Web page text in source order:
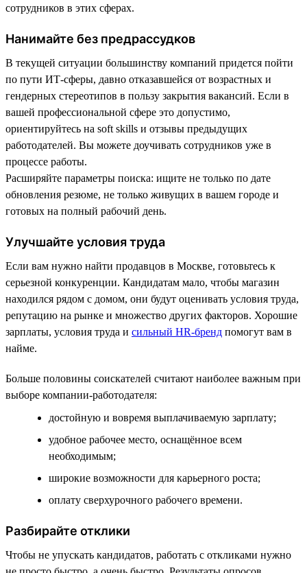
сотрудников в этих сферах.
Нанимайте без предрассудков
В текущей ситуации большинству компаний придется пойти
по пути ИТ-сферы, давно отказавшейся от возрастных и
гендерных стереотипов в пользу закрытия вакансий. Если в
вашей профессиональной сфере это допустимо,
ориентируйтесь на soft skills и отзывы предыдущих
работодателей. Вы можете доучивать сотрудников уже в
процессе работы.
Расширяйте параметры поиска: ищите не только по дате
обновления резюме, не только живущих в вашем городе и
готовых на полный рабочий день.
Улучшайте условия труда
Если вам нужно найти продавцов в Москве, готовьтесь к
серьезной конкуренции. Кандидатам мало, чтобы магазин
находился рядом с домом, они будут оценивать условия труда,
репутацию на рынке и множество других факторов. Хорошие
зарплаты, условия труда и сильный HR-бренд помогут вам в
найме.
Больше половины соискателей считают наиболее важным при
выборе компании-работодателя:
достойную и вовремя выплачиваемую зарплату;
удобное рабочее место, оснащённое всем
необходимым;
широкие возможности для карьерного роста;
оплату сверхурочного рабочего времени.
Разбирайте отклики
Чтобы не упускать кандидатов, работать с откликами нужно